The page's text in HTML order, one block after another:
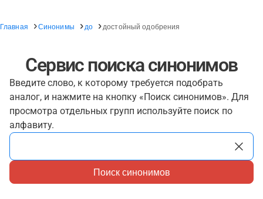
Главная Синонимы до достойный одобрения
Сервис поиска синонимов
Введите слово, к которому требуется подобрать
аналог, и нажмите на кнопку «Поиск синонимов». Для
просмотра отдельных групп используйте поиск по
алфавиту.
Поиск синонимов